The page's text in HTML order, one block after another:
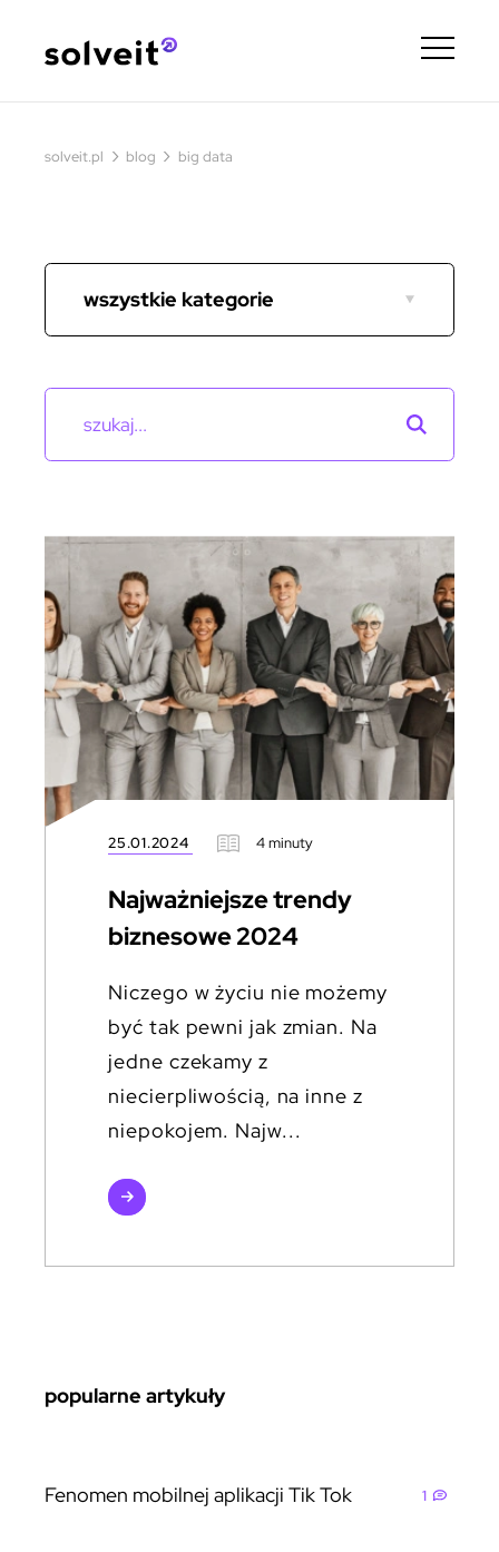
solveit.pl › blog › big data
25.01.2024 4 minuty
Najważniejsze trendy
biznesowe 2024
Niczego w życiu nie możemy
być tak pewni jak zmian. Na
jedne czekamy z
niecierpliwością, na inne z
niepokojem. Najw...
czytaj
więcej
wszystkie kategorie
popularne artykuły
Fenomen mobilnej aplikacji Tik Tok 1